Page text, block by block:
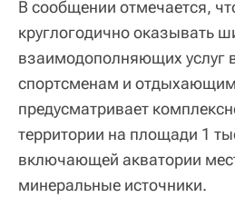
В сообщении отмечается,
круглогодично оказывать
взаимодополняющих услуг
спортсменам и
предусматривает
территории на площади 1
включающей акватории
минеральные источники.